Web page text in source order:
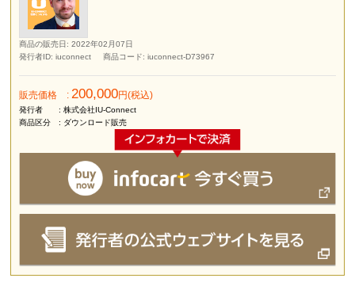
商品の販売日 : 2022年02月07日
発行者ID: iuconnect 商品コード: iuconnect-D73967
販売価格 :200,000円(税込)
発行者
: 株式会社IU-Connect
商品区分
: ダウンロード販売